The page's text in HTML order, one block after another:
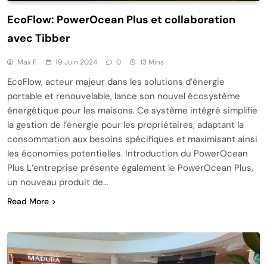
EcoFlow: PowerOcean Plus et collaboration
avec Tibber
Max F. 19 Juin 2024 0 13 Mins
EcoFlow, acteur majeur dans les solutions d’énergie
portable et renouvelable, lance son nouvel écosystème
énergétique pour les maisons. Ce système intégré simplifie
la gestion de l’énergie pour les propriétaires, adaptant la
consommation aux besoins spécifiques et maximisant ainsi
les économies potentielles. Introduction du PowerOcean
Plus L’entreprise présente également le PowerOcean Plus,
un nouveau produit de…
Read More